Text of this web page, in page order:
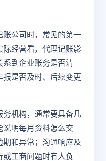
账公司时，常见的第一
际经营看，代理记账影
系到企业账务是否清
是否及时、后续变更
务机构，通常要具备几
说明每月资料怎么交
期和异常；沟通响应及
或工商问题时有人负